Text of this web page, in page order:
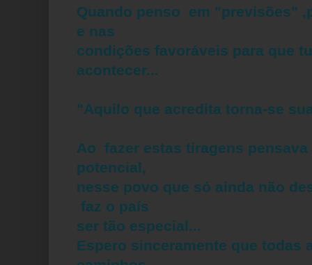
Quando penso em "previsões"
e nas
condições favoráveis para que
acontecer...
"Aquilo que acredita torna-se
Ao fazer estas tiragens
potencial,
nesse povo que só ainda não
faz o país
ser tão especial...
Espero sinceramente que todas